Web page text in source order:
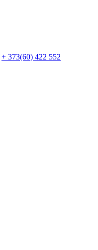
+ 373(60) 422 552